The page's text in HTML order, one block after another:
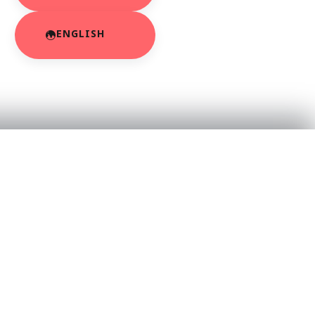
ENGLISH